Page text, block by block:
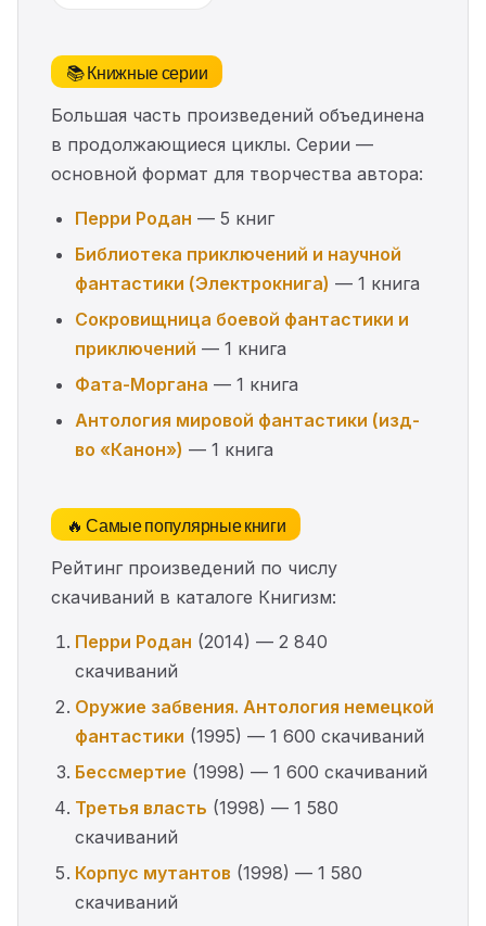
📚 Книжные серии
Большая часть произведений объединена
в продолжающиеся циклы. Серии —
основной формат для творчества автора:
Перри Родан — 5 книг
Библиотека приключений и научной
фантастики (Электрокнига) — 1 книга
Сокровищница боевой фантастики и
приключений — 1 книга
Фата-Моргана — 1 книга
Антология мировой фантастики (изд-
во «Канон») — 1 книга
🔥 Самые популярные книги
Рейтинг произведений по числу
скачиваний в каталоге Книгизм:
Перри Родан (2014) — 2 840
скачиваний
Оружие забвения. Антология немецкой
фантастики (1995) — 1 600 скачиваний
Бессмертие (1998) — 1 600 скачиваний
Третья власть (1998) — 1 580
скачиваний
Корпус мутантов (1998) — 1 580
скачиваний